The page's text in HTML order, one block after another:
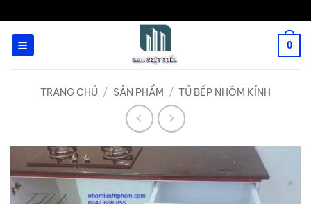
0
TRANG CHỦ / SẢN PHẨM / TỦ BẾP NHÔM KÍNH